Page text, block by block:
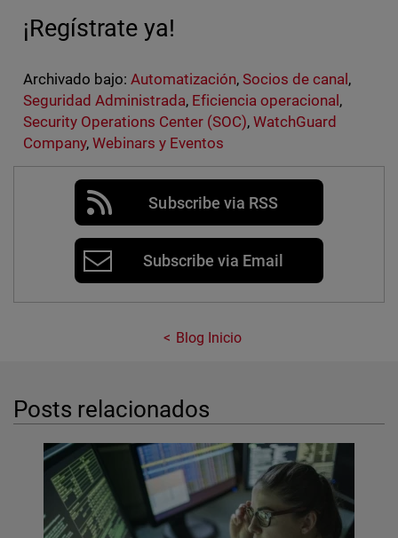
¡Regístrate ya!
Archivado bajo: Automatización,Socios de canal ,
Seguridad Administrada, Eficiencia operacional ,
Security Operations Center (SOC),WatchGuard
Company, Webinars y Eventos
Subscribe via RSS
Subscribe via Email
Blog Inicio
Posts relacionados